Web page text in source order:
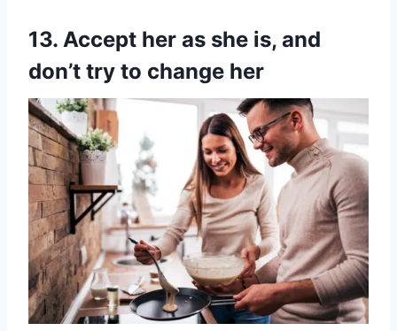
13. Accept her as she is, and
don’t try to change her